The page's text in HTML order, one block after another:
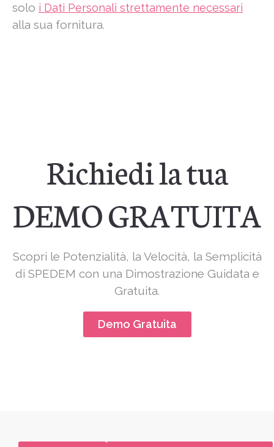
solo i Dati Personali strettamente necessari
alla sua fornitura.
Richiedi la tua
DEMO GRATUITA
Scopri le Potenzialità, la Velocità, la Semplicità
di SPEDEM con una Dimostrazione Guidata e
Gratuita.
Demo Gratuita